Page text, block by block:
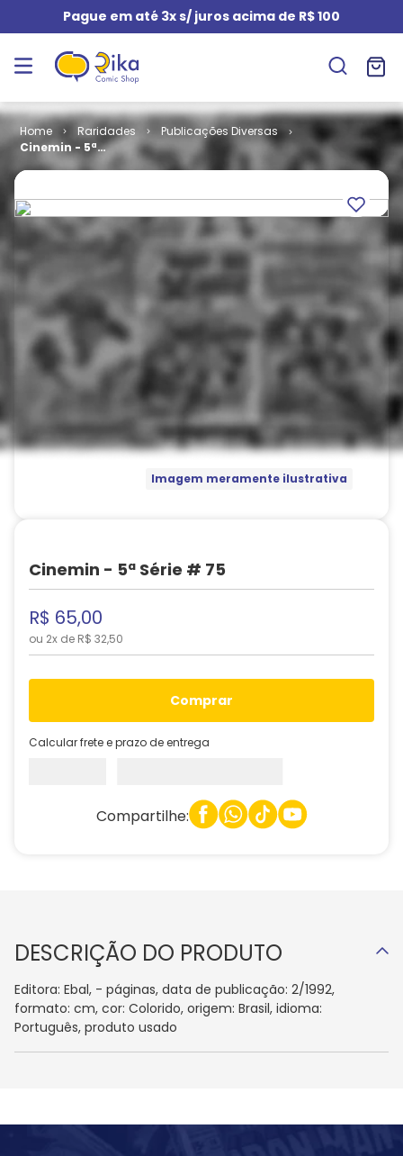
Pague em até 3x s/ juros acima de R$ 100
Raridades
Publicações Diversas
Cinemin - 5ª
Série # 75
Imagem meramente ilustrativa
Cinemin - 5ª Série # 75
R$ 65,00
ou 2x de R$ 32,50
comprar
Calcular frete e prazo de entrega
Compartilhe:
DESCRIÇÃO DO PRODUTO
Editora: Ebal, - páginas, data de publicação: 2/1992,
formato: cm, cor: Colorido, origem: Brasil, idioma:
Português, produto usado